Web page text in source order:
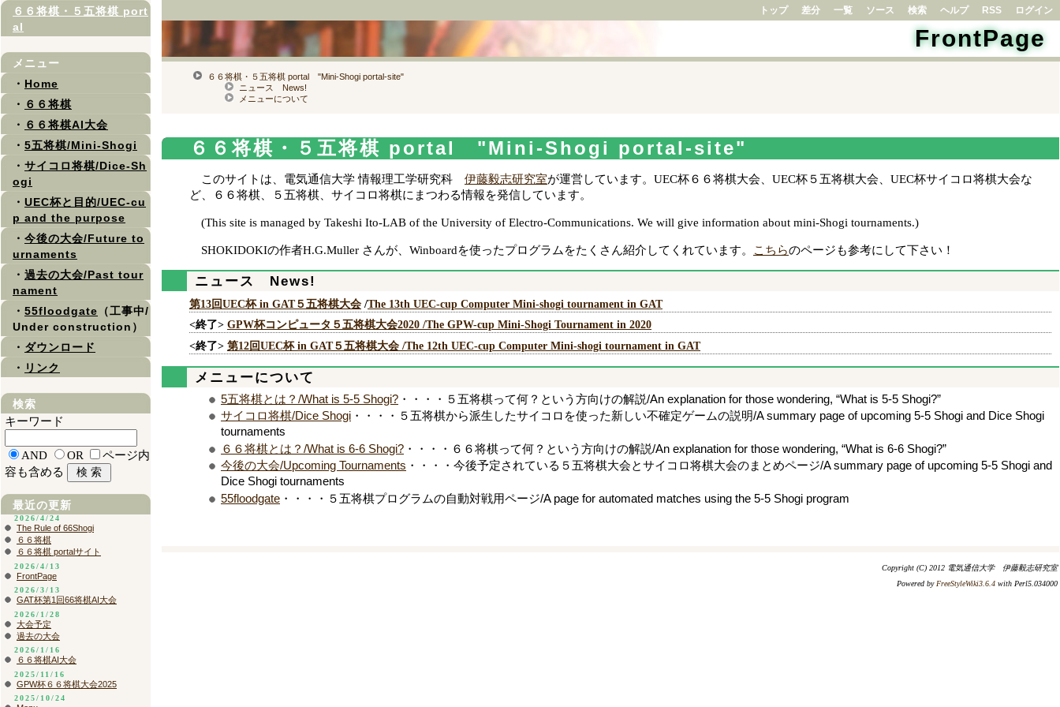
トップ 差分 一覧 ソース 検索 ヘルプ RSS ログイン
FrontPage
６６将棋・５五将棋 portal "Mini-Shogi portal-site"
ニュース News!
メニューについて
６６将棋・５五将棋 portal "Mini-Shogi portal-site"
このサイトは、電気通信大学 情報理工学研究科 伊藤毅志研究室が運営しています。UEC杯６６将棋大会、UEC杯５五将棋大会、UEC杯サイコロ将棋大会な
ど、６６将棋、５五将棋、サイコロ将棋にまつわる情報を発信しています。
(This site is managed by Takeshi Ito-LAB of the University of Electro-Communications. We will give information about mini-Shogi tournaments.)
SHOKIDOKIの作者H.G.Muller さんが、Winboardを使ったプログラムをたくさん紹介してくれています。 こちらのページも参考にして下さい！
ニュース News!
第13回UEC杯 in GAT５五将棋大会 /The 13th UEC-cup Computer Mini-shogi tournament in GAT
<終了> GPW杯コンピュータ５五将棋大会2020 /The GPW-cup Mini-Shogi Tournament in 2020
<終了> 第12回UEC杯 in GAT５五将棋大会 /The 12th UEC-cup Computer Mini-shogi tournament in GAT
メニューについて
5五将棋とは？/What is 5-5 Shogi? ・・・・５五将棋って何？という方向けの解説/An explanation for those wondering, “What is 5-5 Shogi?”
サイコロ将棋/Dice Shogi ・・・・５五将棋から派生したサイコロを使った新しい不確定ゲームの説明/A summary page of upcoming 5-5 Shogi and Dice Shogi
tournaments
６６将棋とは？/What is 6-6 Shogi? ・・・・６６将棋って何？という方向けの解説/An explanation for those wondering, “What is 6-6 Shogi?”
今後の大会/Upcoming Tournaments ・・・・今後予定されている５五将棋大会とサイコロ将棋大会のまとめページ/A summary page of upcoming 5-5 Shogi and
Dice Shogi tournaments
55floodgate ・・・・５五将棋プログラムの自動対戦用ページ/A page for automated matches using the 5-5 Shogi program
６６将棋・５五将棋 port
al
メニュー
・ Home
・ ６６将棋
・ ６６将棋AI大会
・ 5五将棋/Mini-Shogi
・ サイコロ将棋/Dice-Sh
ogi
・ UEC杯と目的/UEC-cu
p and the purpose
・ 今後の大会/Future to
urnaments
・ 過去の大会/Past tour
nament
・ 55floodgate （工事中/
Under construction）
・ ダウンロード
・ リンク
検索
キーワード
AND OR
ページ内
容も含める
最近の更新
2026/4/24
The Rule of 66Shogi
６６将棋
６６将棋 portalサイト
2026/4/13
FrontPage
2026/3/13
GAT杯第1回66将棋AI大会
2026/1/28
大会予定
過去の大会
2026/1/16
６６将棋AI大会
2025/11/16
GPW杯６６将棋大会2025
2025/10/24
Copyright (C) 2012 電気通信大学 伊藤毅志研究室
Powered by FreeStyleWiki3.6.4 with Perl5.034000